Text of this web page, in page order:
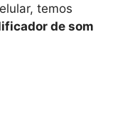
temos
de som